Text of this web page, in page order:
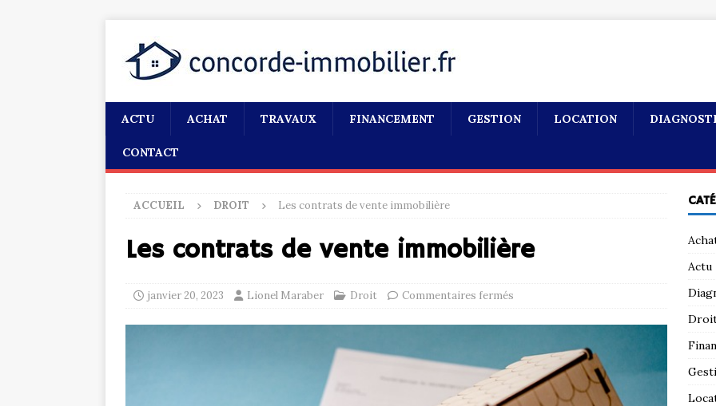
ACTU ACHAT TRAVAUX FINANCEMENT GESTION LOCATION
CONTACT
ACCUEIL DROIT Les contrats de vente immobilière
Les contrats de vente immobilière
janvier 20, 2023 Lionel Maraber Droit Commentaires fermés
Actu